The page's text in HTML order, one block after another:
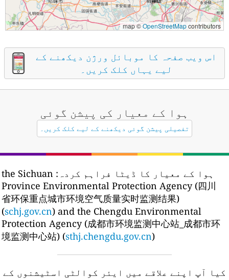
map ©OpenStreetMapcontributors
اس ویب صفحہ کا موبائل ورژن دیکھنے کے
لیے یہاں کلک کریں۔
ہوا کے معیار کی پیشن گوئی
تفصیلی پیشن گوئی دیکھنے کے لیے کلک کریں۔
ہوا کے معیار کا ڈیٹا فراہم کردہ:
the Sichuan
Province Environmental Protection Agency (四川
省环保重点城市环境空气质量实时监测结果)
(schj.gov.cn) and the Chengdu Environmental
Protection Agency (成都市环境监测中心站_成都市环
境监测中心站) (sthj.chengdu.gov.cn)
کیا آپ اپنے علاقے میں ایئر کوالٹی اسٹیشنوں کے